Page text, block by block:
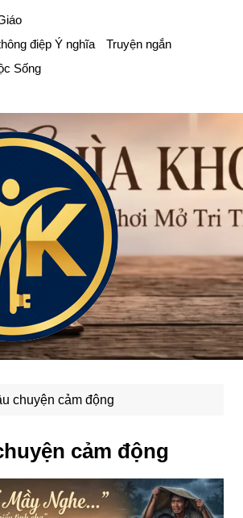
điệp Ý nghĩa
Truyện ngắn
Sống
chuyện cảm động
cảm động